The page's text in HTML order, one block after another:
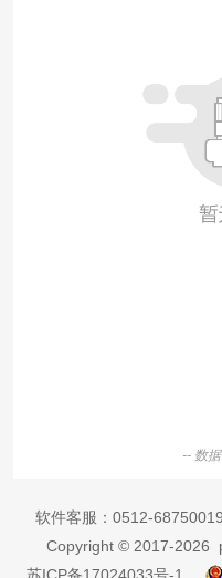
-- 数
软件客服： 0512-68750019
Copyright © 2017-2026
苏ICP备17024033号-1